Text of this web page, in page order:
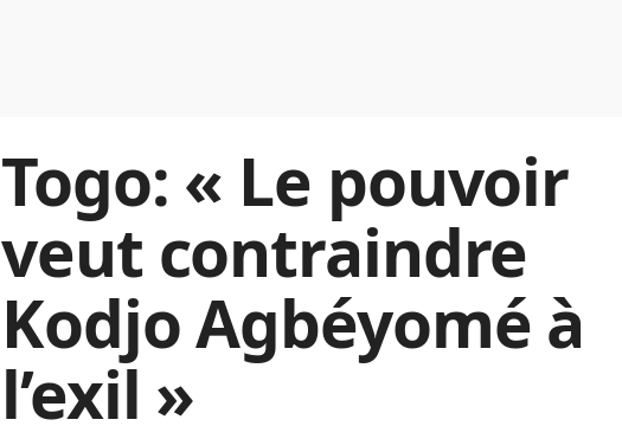
Togo: « Le pouvoir
veut contraindre
Kodjo Agbéyomé à
l’exil »